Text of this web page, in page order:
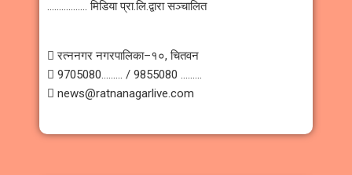
…………….. मिडिया प्रा.लि.द्वारा सञ्चालित
 रत्ननगर नगरपालिका–१०, चितवन
 9705080……… / 9855080 ………
 news@ratnanagarlive.com